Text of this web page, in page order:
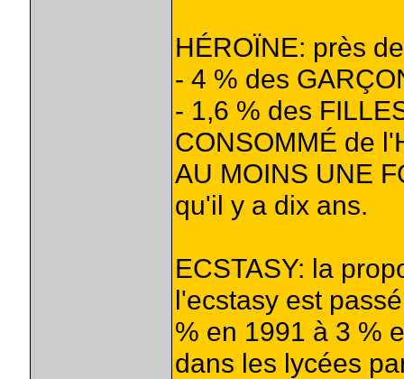
HÉROÏNE: près de
- 4 % des
- 1,6 % des
CONSOMMÉ de
AU MOINS UNE
qu'il y a dix ans.
ECSTASY: la
l'ecstasy est
% en 1991 à 3 %
dans les lycées